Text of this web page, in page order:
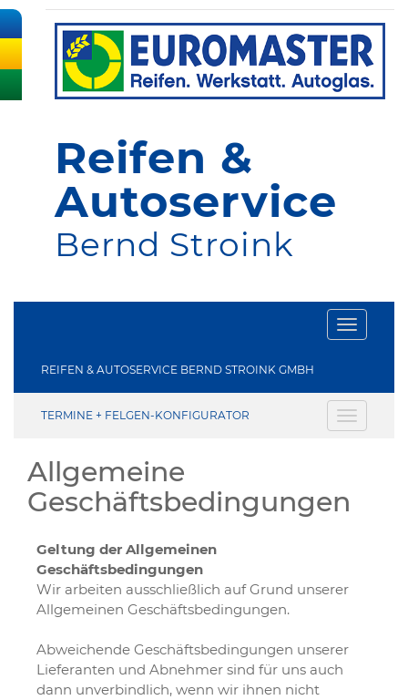
Reifen &
Autoservice
Bernd Stroink
Toggle
REIFEN & AUTOSERVICE BERND STROINK GMBH
Toggle
TERMINE + FELGEN-KONFIGURATOR
Allgemeine
Geschäftsbedingungen
Geltung der Allgemeinen
Geschäftsbedingungen
Wir arbeiten ausschließlich auf Grund unserer
Allgemeinen Geschäftsbedingungen.
Abweichende Geschäftsbedingungen unserer
Lieferanten und Abnehmer sind für uns auch
dann unverbindlich, wenn wir ihnen nicht